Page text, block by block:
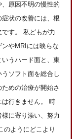
原因不明の慢性的
状の改善には、根
す。 私どもが力
やMRIには映らな
うハード面と、東
ソフト面を総合し
めの治療が開始さ
行きません。 時
に寄り添い、努力
のようにどこより